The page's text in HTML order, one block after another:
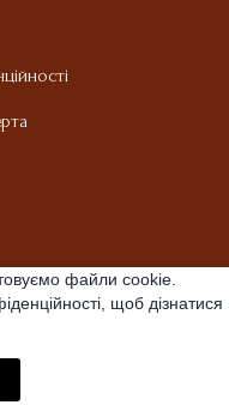
файли cookie.
щоб дізнатися